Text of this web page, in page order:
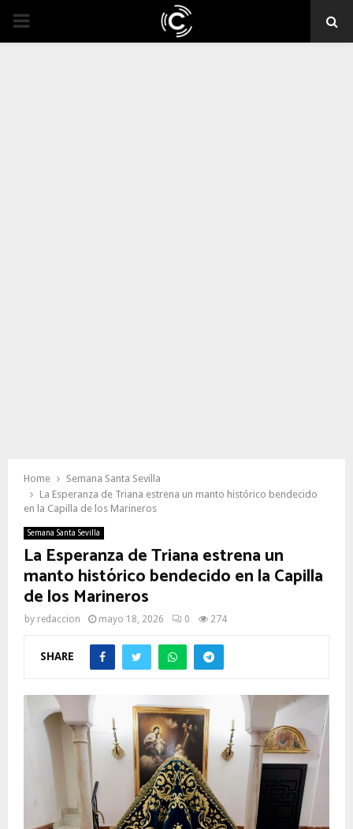
PRIMARY
Home
Semana Santa Sevilla
La Esperanza de Triana estrena un manto histórico bendecido
en la Capilla de los Marineros
Semana Santa Sevilla
La Esperanza de Triana estrena un
manto histórico bendecido en la Capilla
de los Marineros
by redaccion mayo 18, 2026 0 274
SHARE